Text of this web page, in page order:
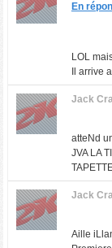
En
LOL
Il arrive
Jack
atteNd
JVA LA
Jack
Aille